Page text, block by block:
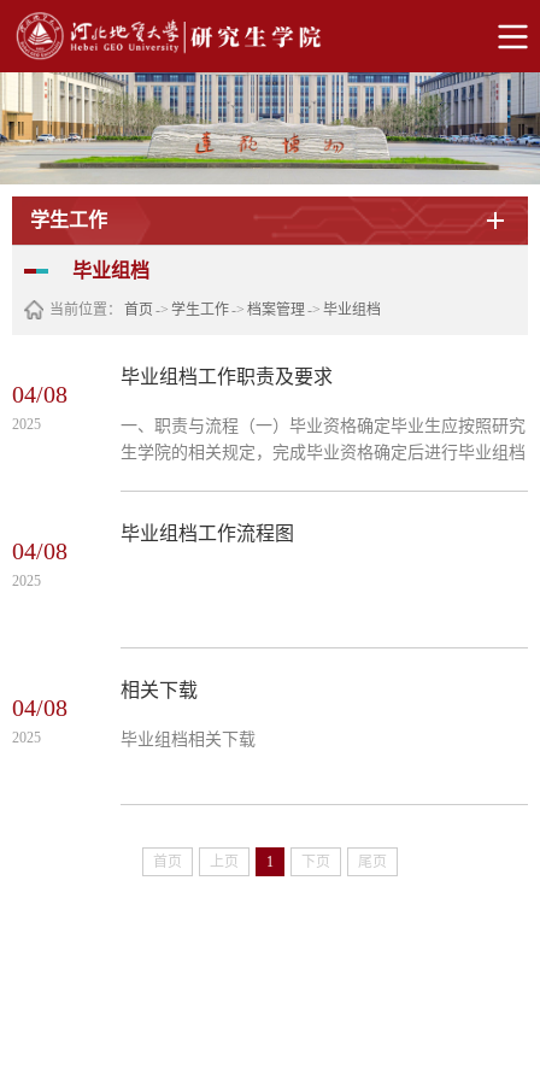
学生工作
毕业组档
当前位置： 首页 -> 学生工作-> 档案管理 -> 毕业组档
04/08
2025
毕业组档工作职责及要求
一、职责与流程（一）毕业资格确定毕业生应按照研究
生学院的相关规定，完成毕业资格确定后进行毕业组档
大学硕士研究生入学登记表》（电子版毕业生自行打
04/08
2025
毕业组档工作流程图
04/08
2025
相关下载
毕业组档相关下载
首页 上页 1 下页 尾页